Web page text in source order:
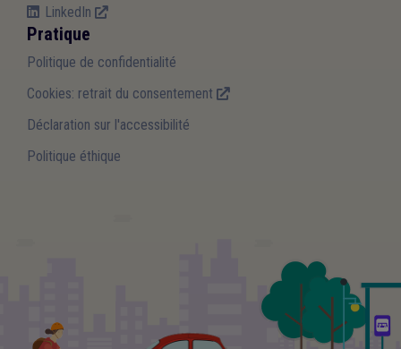
LinkedIn
Pratique
Politique de confidentialité
Cookies: retrait du consentement
Déclaration sur l'accessibilité
Politique éthique